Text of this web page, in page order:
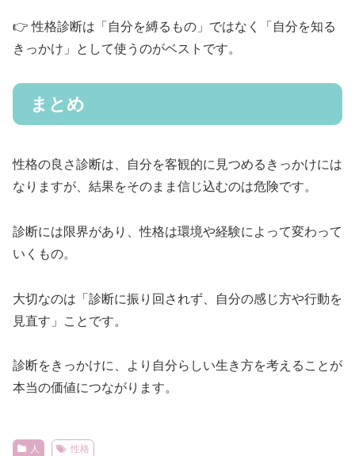
👉 性格診断は「自分を縛るもの」ではなく「自分を知る
きっかけ」として使うのがベストです。
まとめ
性格の良さ診断は、自分を客観的に見つめるきっかけには
なりますが、結果をそのまま信じ込むのは危険です。
診断には限界があり、性格は環境や経験によって変わって
いくもの。
大切なのは「診断に振り回されず、自分の感じ方や行動を
見直す」ことです。
診断をきっかけに、より自分らしい生き方を考えることが
本当の価値につながります。
人 性格